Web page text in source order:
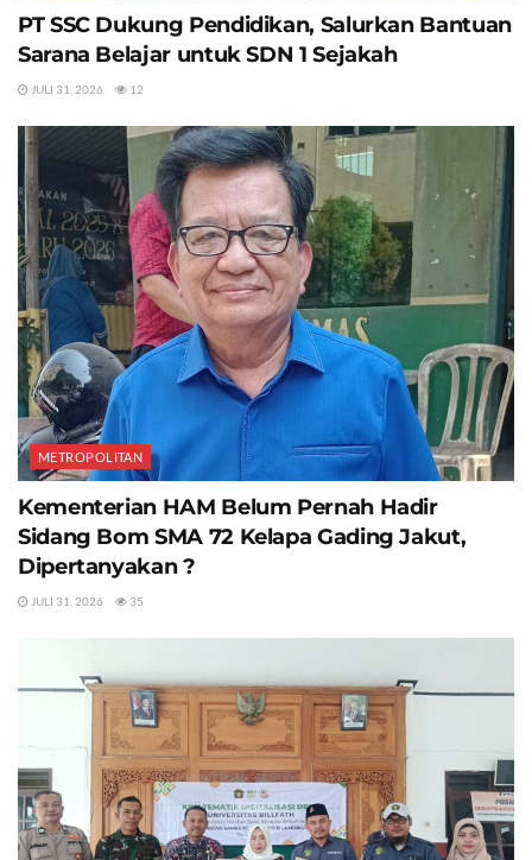
PT SSC Dukung Pendidikan, Salurkan Bantuan
Sarana Belajar untuk SDN 1 Sejakah
JULI 31, 2026 12
METROPOLITAN
Kementerian HAM Belum Pernah Hadir
Sidang Bom SMA 72 Kelapa Gading Jakut,
Dipertanyakan ?
JULI 31, 2026 35